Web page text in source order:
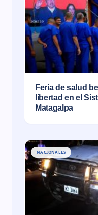
Feria de salud
libertad en el
Matagalpa
NACIONALES